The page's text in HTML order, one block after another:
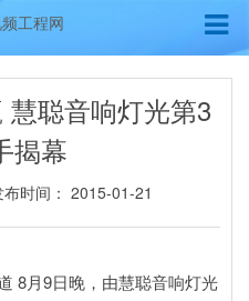
工程网
聪音响灯光第3
揭幕
布时间： 2015-01-21
8月9日晚，由慧聪音响灯光